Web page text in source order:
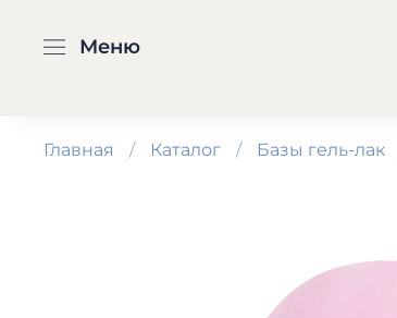
Меню
Главная Каталог Базы гель-лак